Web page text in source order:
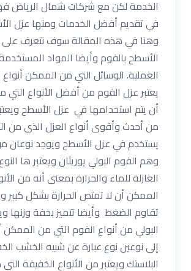
الخدمة لكن مع شركات شمال الرياض
في تقديم أفضل الخدمات ومنها عزل
وهنا في هذه المقالة سوف نتعرف على
الأسطح بالفوم وأيضا المواد
العملية. الوسائل التي من الممكن أنواع
يعتبر عزل الفوم من أفضل الأنواع
أن يتم استخدامها في عزل الأسطح
من أحدث وأقوى أنواع العزل الذي من
يستخدم في عزل الأسطح ويوجد نوعان
وهم الفوم البولي يوريثان ويعتبر ها
العازلة للماء والحرارة بمعنى أنه من
الممكن أن لا تمتص الحرارة بشكل كبير
تقاوم الضغط وأيضا تتميز بخفة وزنها
البولي من أنواع الفوم التي من
إلى نوعين نوع عبارة عن شبيه الخشب
البلاستك ويعتبر من الأنواع الخفيفة